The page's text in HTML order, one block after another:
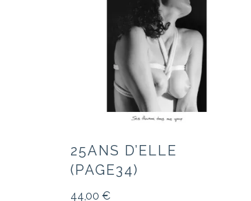
25ANS D’ELLE
(PAGE34)
44,00 €